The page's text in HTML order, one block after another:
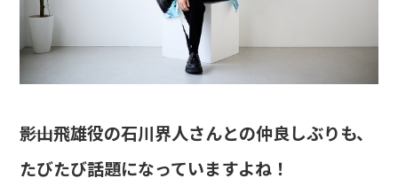
――影山飛雄役の石川界人さんとの仲良しぶりも、
たびたび話題になっていますよね！